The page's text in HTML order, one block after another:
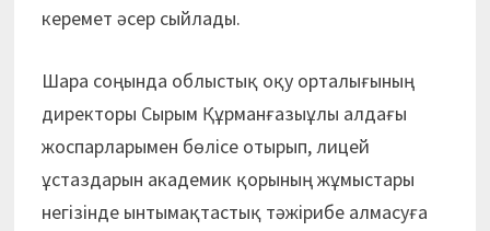
керемет әсер сыйлады.
Шара соңында облыстық оқу орталығының
директоры Сырым Құрманғазыұлы алдағы
жоспарларымен бөлісе отырып, лицей
ұстаздарын академик қорының жұмыстары
негізінде ынтымақтастық тәжірибе алмасуға